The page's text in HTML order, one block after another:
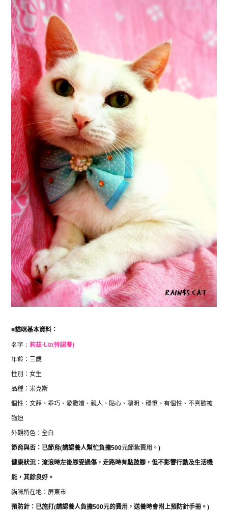
■貓咪基本資料：
名字： 莉茲-Liz(待認養)
年齡：三歲
性別：女生
品種：米克斯
個性： 文靜、乖巧、愛撒嬌、親人、貼心、聰明、穩重、有個性、不喜歡被
強迫
外觀特色：全白
節育與否： 已節育(請認養人幫忙負擔500元節紮費用。 )
健康狀況：流浪時左後腳受過傷，走路時有點跛腳，但不影響行動及生活機
能，其餘良好。
貓咪所在地：屏東市
預防針：已施打(請認養人負擔500元的費用，送養時會附上預防針手冊。 )